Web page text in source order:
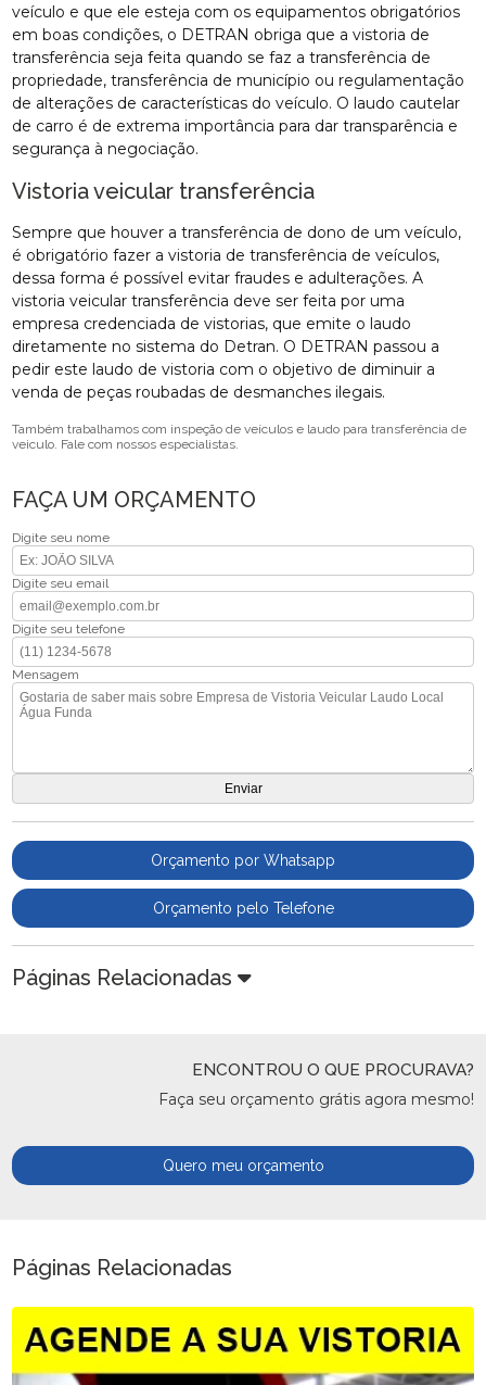
veículo e que ele esteja com os equipamentos obrigatórios
em boas condições, o DETRAN obriga que a vistoria de
transferência seja feita quando se faz a transferência de
propriedade, transferência de município ou regulamentação
de alterações de características do veículo. O laudo cautelar
de carro é de extrema importância para dar transparência e
segurança à negociação.
Vistoria veicular transferência
Sempre que houver a transferência de dono de um veículo,
é obrigatório fazer a vistoria de transferência de veículos,
dessa forma é possível evitar fraudes e adulterações. A
vistoria veicular transferência deve ser feita por uma
empresa credenciada de vistorias, que emite o laudo
diretamente no sistema do Detran. O DETRAN passou a
pedir este laudo de vistoria com o objetivo de diminuir a
venda de peças roubadas de desmanches ilegais.
Também trabalhamos com inspeção de veículos e laudo para transferência de
veiculo. Fale com nossos especialistas.
FAÇA UM ORÇAMENTO
Digite seu nome
Digite seu email
Digite seu telefone
Mensagem
Orçamento por Whatsapp
Orçamento pelo Telefone
Páginas Relacionadas
ENCONTROU O QUE PROCURAVA?
Faça seu orçamento grátis agora mesmo!
Quero meu orçamento
Páginas Relacionadas